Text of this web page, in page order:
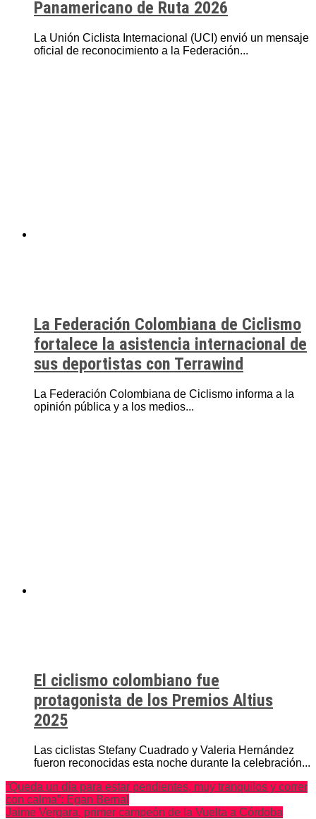
Panamericano de Ruta 2026
La Unión Ciclista Internacional (UCI) envió un mensaje
oficial de reconocimiento a la Federación...
La Federación Colombiana de Ciclismo
fortalece la asistencia internacional de
sus deportistas con Terrawind
La Federación Colombiana de Ciclismo informa a la
opinión pública y a los medios...
El ciclismo colombiano fue
protagonista de los Premios Altius
2025
Las ciclistas Stefany Cuadrado y Valeria Hernández
fueron reconocidas esta noche durante la celebración...
“Queda un día para estar pendientes, muy tranquilos y correr
con calma”: Egan Bernal
Jaime Vergara, primer campeón de la Vuelta a Córdoba